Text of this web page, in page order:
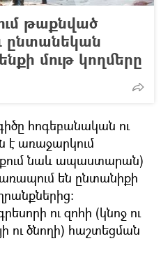
թաքնված
ընտանեկան
մութ կողմերը
հոգեբանական ու
է առաջարկում
նաև ապաստարան)
են ընտանիքի
ու զոհի (կնոջ ու
ու ծնողի) հաշտեցման